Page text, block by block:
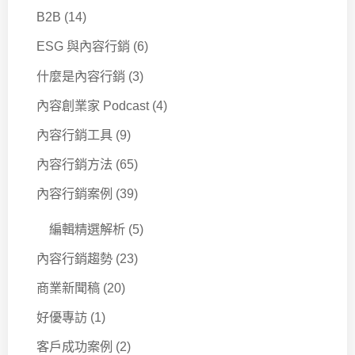
B2B (14)
ESG 與內容行銷 (6)
什麼是內容行銷 (3)
內容創業家 Podcast(4)
內容行銷工具 (9)
內容行銷方法 (65)
內容行銷案例 (39)
編輯精選解析 (5)
內容行銷趨勢 (23)
商業新聞稿 (20)
好優專訪 (1)
客戶成功案例 (2)